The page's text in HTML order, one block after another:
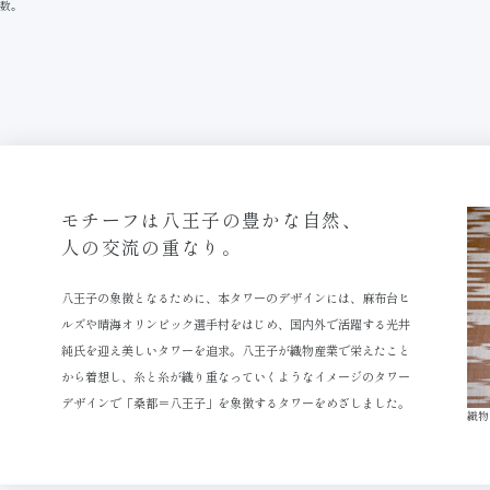
数。
モチーフは八王子の豊かな自然、
人の交流の重なり。
八王子の象徴となるために、本タワーのデザインには、麻布台ヒ
ルズや晴海オリンピック選手村をはじめ、国内外で活躍する光井
純氏を迎え美しいタワーを追求。八王子が織物産業で栄えたこと
から着想し、糸と糸が織り重なっていくようなイメージのタワー
デザインで「桑都＝八王子」を象徴するタワーをめざしました。
織